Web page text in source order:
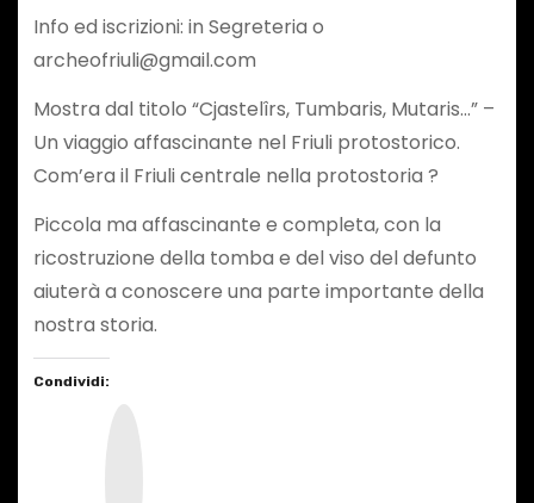
Info ed iscrizioni: in Segreteria o
archeofriuli@gmail.com
Mostra dal titolo “Cjastelîrs, Tumbaris, Mutaris…” –
Un viaggio affascinante nel Friuli protostorico.
Com’era il Friuli centrale nella protostoria ?
Piccola ma affascinante e completa, con la
ricostruzione della tomba e del viso del defunto
aiuterà a conoscere una parte importante della
nostra storia.
Condividi: